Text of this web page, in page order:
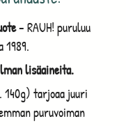
– RAUH! puruluu
1989.
lisäaineita.
140g) tarjoaa juuri
puruvoiman